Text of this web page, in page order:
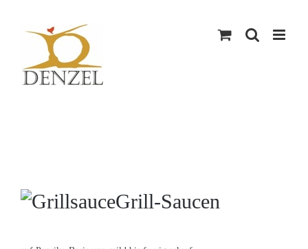
Grill-Saucen